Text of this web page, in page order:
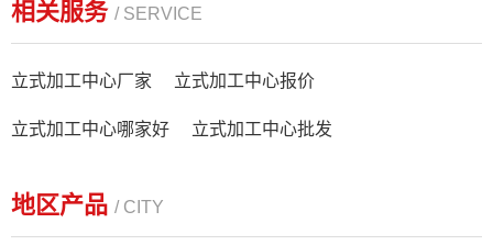
相关服务 / SERVICE
立式加工中心厂家 立式加工中心报价
立式加工中心哪家好 立式加工中心批发
地区产品 / CITY